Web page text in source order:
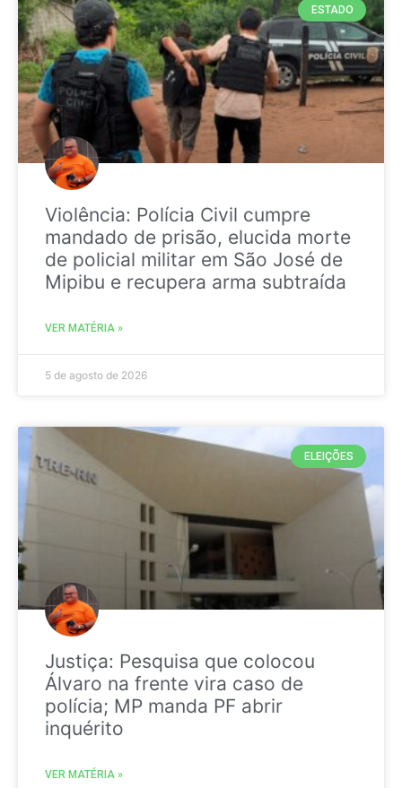
ESTADO
Violência: Polícia Civil cumpre
mandado de prisão, elucida morte
de policial militar em São José de
Mipibu e recupera arma subtraída
VER MATÉRIA »
5 de agosto de 2026
ELEIÇÕES
Justiça: Pesquisa que colocou
Álvaro na frente vira caso de
polícia; MP manda PF abrir
inquérito
VER MATÉRIA »